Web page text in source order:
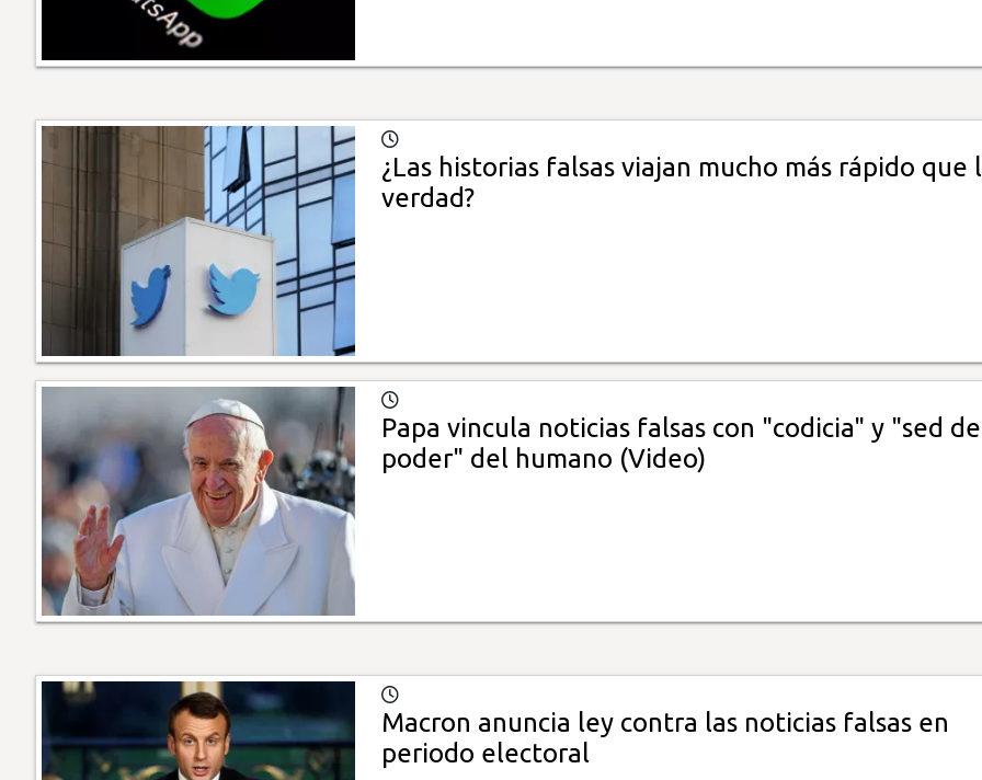
¿Las historias falsas viajan mucho más rápido que
verdad?
Papa vincula noticias falsas con "codicia" y "sed de
poder" del humano (Video)
Macron anuncia ley contra las noticias falsas en
periodo electoral